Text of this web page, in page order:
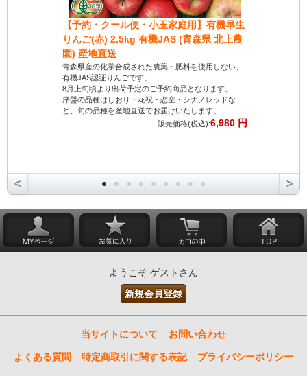
【予約・クール便・小玉家庭用】有機早生
りんご(赤) 2.5kg 有機JAS (青森県 北上農
園) 産地直送
青森県産の化学合成された農薬・肥料を使用しない、
有機JAS認証りんごです。
8月上旬頃より出荷予定のご予約商品となります。
序盤の品種はしおり・花祝・恋空・シナノレッドな
ど、旬の品種を産地直送でお届けいたします。
販売価格(税込):6,980 円
< >
ようこそ ゲストさん
新規会員登録
当サイトについて お問い合わせ
よくある質問 特定商取引に関する表記 プライバシーポリシー